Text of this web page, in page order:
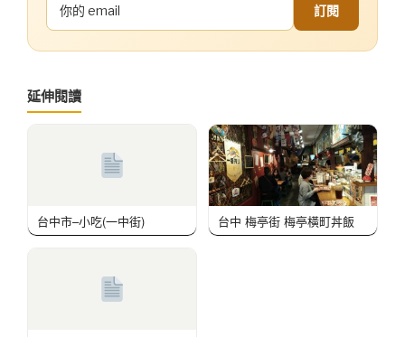
訂閱
延伸閱讀
台中市–小吃(一中街) 台中 梅亭街 梅亭橫町丼飯